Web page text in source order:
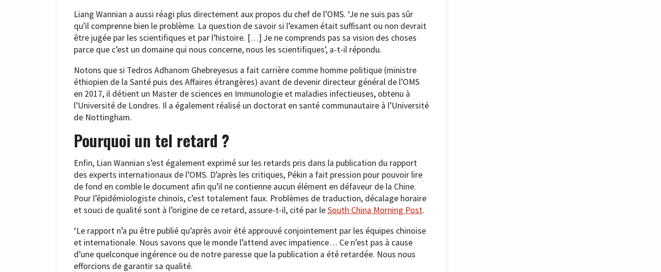
Liang Wannian a aussi réagi plus directement aux propos du chef de l’OMS. ‘Je ne suis pas sûr
qu’il comprenne bien le problème. La question de savoir si l’examen était suffisant ou non devrait
être jugée par les scientifiques et par l’histoire. […] Je ne comprends pas sa vision des choses
parce que c’est un domaine qui nous concerne, nous les scientifiques’, a-t-il répondu.
Notons que si Tedros Adhanom Ghebreyesus a fait carrière comme homme politique (ministre
éthiopien de la Santé puis des Affaires étrangères) avant de devenir directeur général de l’OMS
en 2017, il détient un Master de sciences en Immunologie et maladies infectieuses, obtenu à
l’Université de Londres. Il a également réalisé un doctorat en santé communautaire à l’Université
de Nottingham.
Pourquoi un tel retard ?
Enfin, Lian Wannian s’est également exprimé sur les retards pris dans la publication du rapport
des experts internationaux de l’OMS. D’après les critiques, Pékin a fait pression pour pouvoir lire
de fond en comble le document afin qu’il ne contienne aucun élément en défaveur de la Chine.
Pour l’épidémiologiste chinois, c’est totalement faux. Problèmes de traduction, décalage horaire
et souci de qualité sont à l’origine de ce retard, assure-t-il, cité par leSouth China Morning Post.
‘Le rapport n’a pu être publié qu’après avoir été approuvé conjointement par les équipes chinoise
et internationale. Nous savons que le monde l’attend avec impatience… Ce n’est pas à cause
d’une quelconque ingérence ou de notre paresse que la publication a été retardée. Nous nous
efforcions de garantir sa qualité.